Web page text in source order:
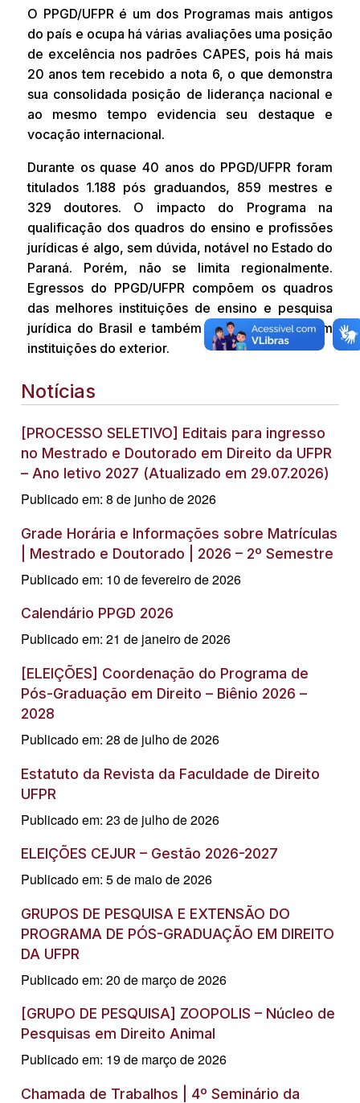
O PPGD/UFPR é um dos Programas mais antigos
do país e ocupa há várias avaliações uma posição
de excelência nos padrões CAPES, pois há mais
20 anos tem recebido a nota 6, o que demonstra
sua consolidada posição de liderança nacional e
ao mesmo tempo evidencia seu destaque e
vocação internacional.
Durante os quase 40 anos do PPGD/UFPR foram
titulados 1.188 pós graduandos, 859 mestres e
329 doutores. O impacto do Programa na
qualificação dos quadros do ensino e profissões
jurídicas é algo, sem dúvida, notável no Estado do
Paraná. Porém, não se limita regionalmente.
Egressos do PPGD/UFPR compõem os quadros
das melhores instituições de ensino e pesquisa
jurídica do Brasil e também estão presentes em
instituições do exterior.
Notícias
[PROCESSO SELETIVO] Editais para ingresso
no Mestrado e Doutorado em Direito da UFPR
– Ano letivo 2027 (Atualizado em 29.07.2026)
Publicado em: 8 de junho de 2026
Grade Horária e Informações sobre Matrículas
| Mestrado e Doutorado | 2026 – 2º Semestre
Publicado em: 10 de fevereiro de 2026
Calendário PPGD 2026
Publicado em: 21 de janeiro de 2026
[ELEIÇÕES] Coordenação do Programa de
Pós-Graduação em Direito – Biênio 2026 –
2028
Publicado em: 28 de julho de 2026
Estatuto da Revista da Faculdade de Direito
UFPR
Publicado em: 23 de julho de 2026
ELEIÇÕES CEJUR – Gestão 2026-2027
Publicado em: 5 de maio de 2026
GRUPOS DE PESQUISA E EXTENSÃO DO
PROGRAMA DE PÓS-GRADUAÇÃO EM DIREITO
DA UFPR
Publicado em: 20 de março de 2026
[GRUPO DE PESQUISA] ZOOPOLIS – Núcleo de
Pesquisas em Direito Animal
Publicado em: 19 de março de 2026
Chamada de Trabalhos | 4º Seminário da